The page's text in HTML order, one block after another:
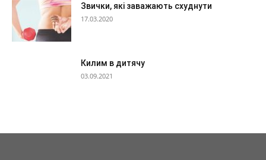
Звички, які заважають схуднути
17.03.2020
Килим в дитячу
03.09.2021